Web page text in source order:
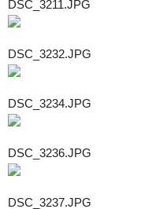
DSC_3211.JPG
DSC_3232.JPG
DSC_3234.JPG
DSC_3236.JPG
DSC_3237.JPG